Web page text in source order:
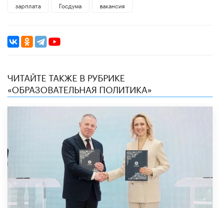
зарплата
Госдума вакансия
ЧИТАЙТЕ ТАКЖЕ В РУБРИКЕ
«ОБРАЗОВАТЕЛЬНАЯ ПОЛИТИКА»